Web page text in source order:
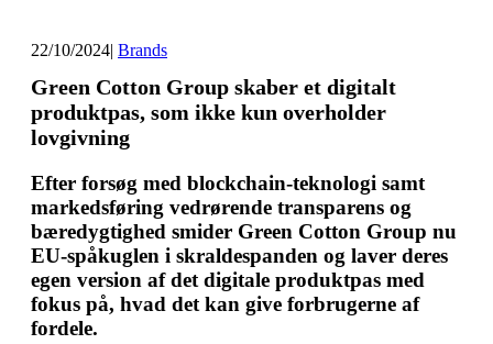
22/10/2024| Brands
Green Cotton Group skaber et digitalt
produktpas, som ikke kun overholder
lovgivning
Efter forsøg med blockchain-teknologi samt
markedsføring vedrørende transparens og
bæredygtighed smider Green Cotton Group nu
EU-spåkuglen i skraldespanden og laver deres
egen version af det digitale produktpas med
fokus på, hvad det kan give forbrugerne af
fordele.